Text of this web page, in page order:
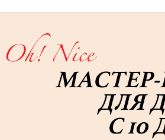
ДЛЯ
С 10